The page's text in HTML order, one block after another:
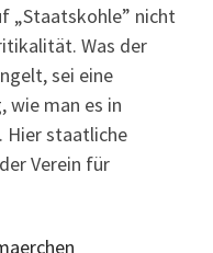
„Staatskohle” nicht
Was der
sei eine
wie man es in
Hier staatliche
Verein für